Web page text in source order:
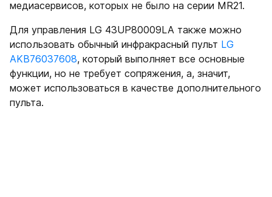
медиасервисов, которых не было на серии MR21.
Для управления LG 43UP80009LA также можно
использовать обычный инфракрасный пульт LG
AKB76037608, который выполняет все основные
функции, но не требует сопряжения, а, значит,
может использоваться в качестве дополнительного
пульта.